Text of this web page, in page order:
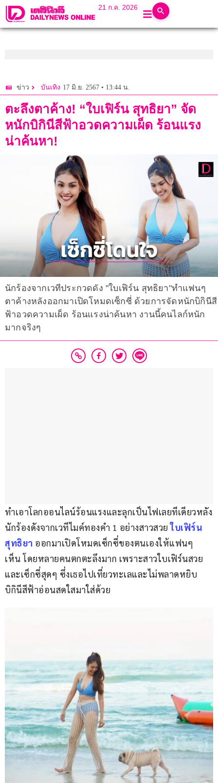
21 ก.ค. 2026
ข่าว บันเทิง 17 มิ.ย. 2567 • 13:44 น.
ตะลึงตาค้าง! “ใบเฟิร์น สุทธิยา” จัด
หนักบิกินีสีฟ้าอวดความเผ็ด ร้อนแรง
น่าค้นหา!
นักร้องจากเวทีประกวดดัง "ใบเฟิร์น สุทธิยา"ทำแฟนๆ
ตาค้างหลังออกมาเปิดโหมดเซ็กซี่ ด้วยการจัดหนักบิกินีสี
ฟ้าอวดความเผ็ด ร้อนแรงน่าค้นหา งานนี้คนไลก์หนัก
มากจริงๆ
ทำเอาโลกออนไลน์ร้อนแรงและลุกเป็นไฟเลยทีเดียวหลัง
นักร้องดังจากเวทีไมค์ทองคำ 1 อย่างสาวสวย ใบเฟิร์น
สุทธิยา ออกมาเปิดโหมดเซ็กซี่ของตนเองให้แฟนๆ
เห็น โดยหลายคนตกตะลึงมาก เพราะสาวใบเฟิร์นสวย
และเซ็กซี่สุดๆ ซึ่งเธอไปเที่ยวทะเลและไม่พลาดหยิบ
บิกินีสีฟ้าอ่อนสดใสมาใส่ด้วย